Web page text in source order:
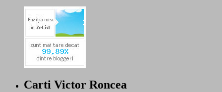
Carti Victor Roncea